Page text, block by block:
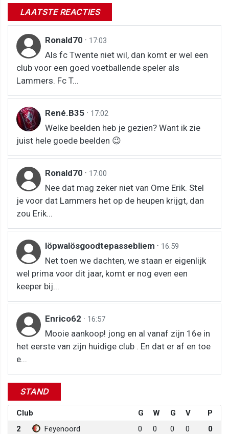
LAATSTE REACTIES
Ronald70 · 17:03
Als fc Twente niet wil, dan komt er wel een
club voor een goed voetballende speler als
Lammers. Fc T...
René.B35 · 17:02
Welke beelden heb je gezien? Want ik zie
juist hele goede beelden 😉
Ronald70 · 17:00
Nee dat mag zeker niet van Ome Erik. Stel
je voor dat Lammers het op de heupen krijgt, dan
zou Erik...
löpwalösgoodtepassebliem · 16:59
Net toen we dachten, we staan er eigenlijk
wel prima voor dit jaar, komt er nog even een
keeper bij...
Enrico62 · 16:57
Mooie aankoop! jong en al vanaf zijn 16e in
het eerste van zijn huidige club . En dat er af en toe
e...
STAND
Club G W G V
P
2
Feyenoord 0 0 0 0
0